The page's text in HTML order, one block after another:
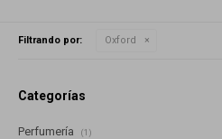
Filtrando por: Oxford
Categorías
Perfumería (1)